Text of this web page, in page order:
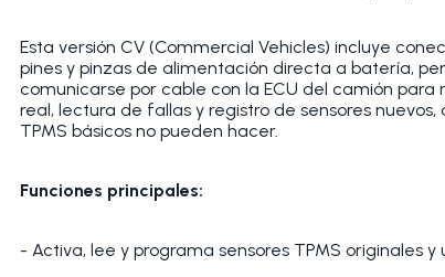
Esta versión CV (Commercial Vehicles) incluye
pines y pinzas de alimentación directa a batería,
comunicarse por cable con la ECU del camión para
real, lectura de fallas y registro de sensores nuevos,
TPMS básicos no pueden hacer.
Funciones principales:
- Activa, lee y programa sensores TPMS originales y